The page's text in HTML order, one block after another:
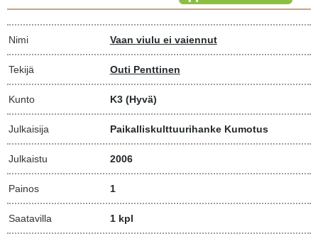
Nimi Vaan viulu ei vaiennut
Tekijä Outi Penttinen
Kunto K3 (Hyvä)
Julkaisija Paikalliskulttuurihanke Kumotus
Julkaistu 2006
Painos 1
Saatavilla 1 kpl